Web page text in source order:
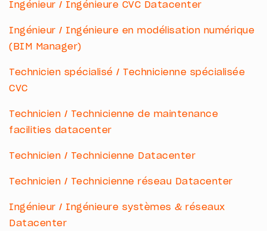
Ingénieur / Ingénieure CVC Datacenter
Ingénieur / Ingénieure en modélisation numérique
(BIM Manager)
Technicien spécialisé / Technicienne spécialisée
CVC
Technicien / Technicienne de maintenance
facilities datacenter
Technicien / Technicienne Datacenter
Technicien / Technicienne réseau Datacenter
Ingénieur / Ingénieure systèmes & réseaux
Datacenter